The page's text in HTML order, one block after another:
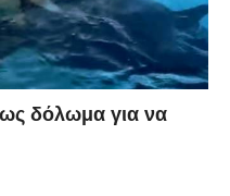
δόλωμα για να